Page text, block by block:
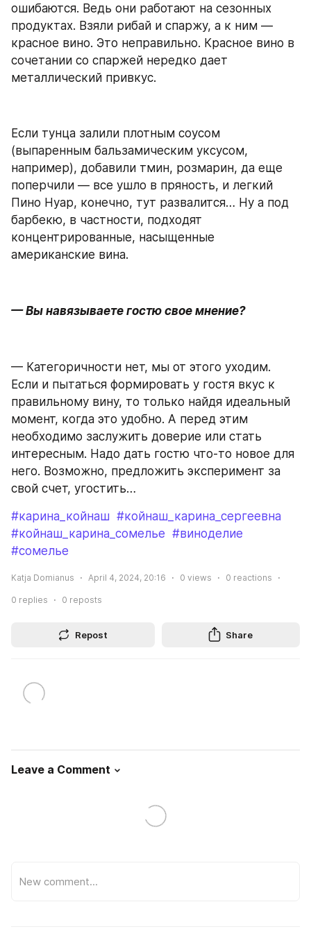
ошибаются. Ведь они работают на сезонных
продуктах. Взяли рибай и спаржу, а к ним —
красное вино. Это неправильно. Красное вино в
сочетании со спаржей нередко дает
металлический привкус.
Если тунца залили плотным соусом
(выпаренным бальзамическим уксусом,
например), добавили тмин, розмарин, да еще
поперчили — все ушло в пряность, и легкий
Пино Нуар, конечно, тут развалится… Ну а под
барбекю, в частности, подходят
концентрированные, насыщенные
американские вина.
— Вы навязываете гостю свое мнение?
— Категоричности нет, мы от этого уходим.
Если и пытаться формировать у гостя вкус к
правильному вину, то только найдя идеальный
момент, когда это удобно. А перед этим
необходимо заслужить доверие или стать
интересным. Надо дать гостю что-то новое для
него. Возможно, предложить эксперимент за
свой счет, угостить…
#карина_койнаш #койнаш_карина_сергеевна
#койнаш_карина_сомелье #виноделие
#сомелье
Katja Domianus April 4, 2024, 20:16 0 views 0 reactions
0 replies 0 reposts
Repost Share
Leave a Comment